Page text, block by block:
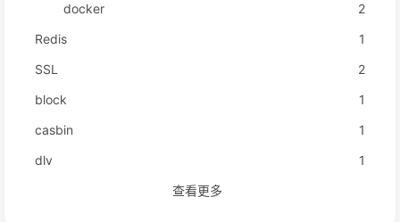
docker
2
Redis
1
SSL
2
block
1
casbin
1
dlv
1
查看更多